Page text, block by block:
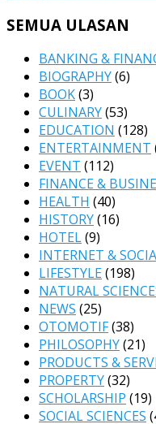
SEMUA ULASAN
BANKING &
BIOGRAPHY(6)
BOOK(3)
CULINARY(53)
EDUCATION (128)
ENTERTAINMENT
EVENT (112)
FINANCE &
HEALTH (40)
HISTORY(16)
HOTEL(9)
INTERNET &
LIFESTYLE(198)
NATURAL
NEWS (25)
OTOMOTIF(38)
PHILOSOPHY(21)
PRODUCTS &
PROPERTY(32)
SCHOLARSHIP (19)
SOCIAL SCIENCES